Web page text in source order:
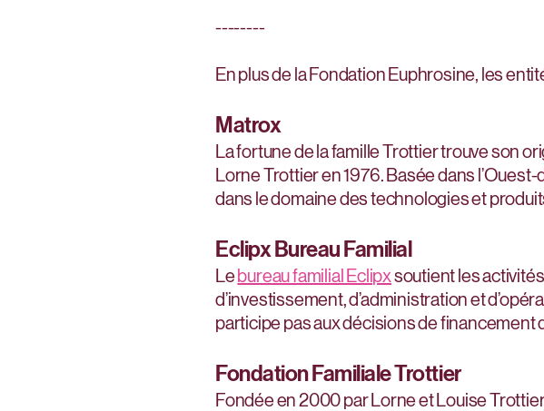
--------
En plus de la Fondation Euphrosine, les
Matrox
La fortune de la famille Trottier trouve son
Lorne Trottier en 1976. Basée dans
dans le domaine des technologies et
Eclipx Bureau Familial
Lebureau familial Eclipxsoutient les
d’investissement, d’administration et
participe pas aux décisions de financement
Fondation Familiale Trottier
Fondée en 2000 par Lorne et Louise